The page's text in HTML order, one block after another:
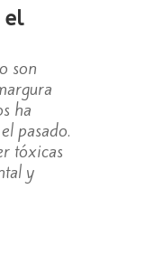
el
son
ha
pasado.
tóxicas
y